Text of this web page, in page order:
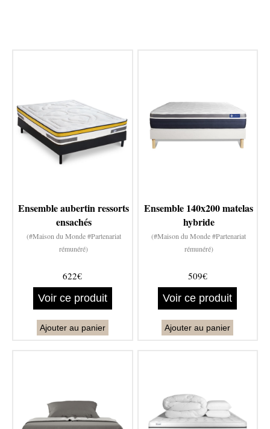
Ensemble aubertin ressorts
ensachés
(#Maison du Monde #Partenariat
rémunéré)
622€
Voir ce produit
Ajouter au panier
Ensemble 140x200 matelas
hybride
(#Maison du Monde #Partenariat
rémunéré)
509€
Voir ce produit
Ajouter au panier